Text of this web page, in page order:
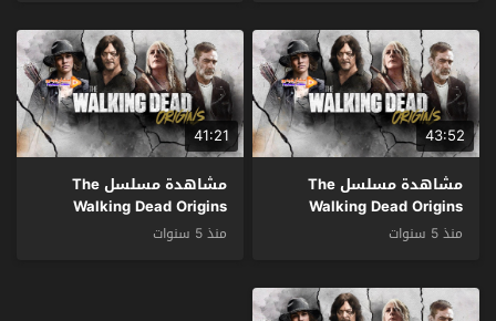
43:52
مشاهدة مسلسل The
Walking Dead Origins
الموسم 1 الحلقة 3 مترجم
منذ 5 سنوات
41:21
مشاهدة مسلسل The
Walking Dead Origins
الموسم 1 الحلقة 2 مترجم
منذ 5 سنوات